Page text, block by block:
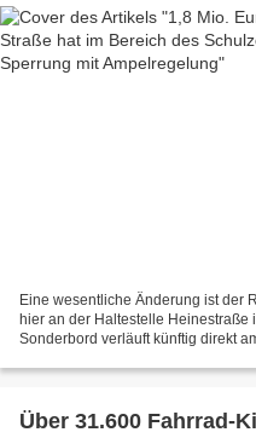
Eine wesentliche Änderung ist der
hier an der Haltestelle
Sonderbord verläuft künftig direkt
Über 31.600 Fahrrad-